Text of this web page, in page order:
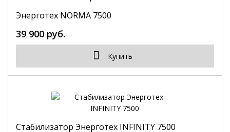
Энерготех NORMA 7500
39 900 руб.
Купить
Стабилизатор Энерготех INFINITY 7500